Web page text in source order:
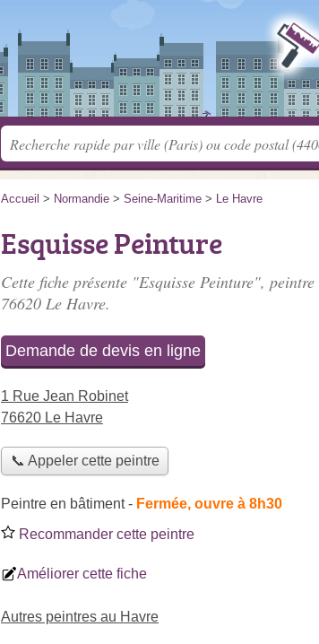
Accueil > Normandie > Seine-Maritime > Le Havre
Esquisse Peinture
Cette fiche présente "Esquisse Peinture",
76620 Le Havre.
Demande de devis en ligne
1 Rue Jean Robinet
76620 Le Havre
📞 Appeler cette peintre
Peintre en bâtiment- Fermée, ouvre à 8h30
Recommander cette peintre
Améliorer cette fiche
Autres peintres au Havre